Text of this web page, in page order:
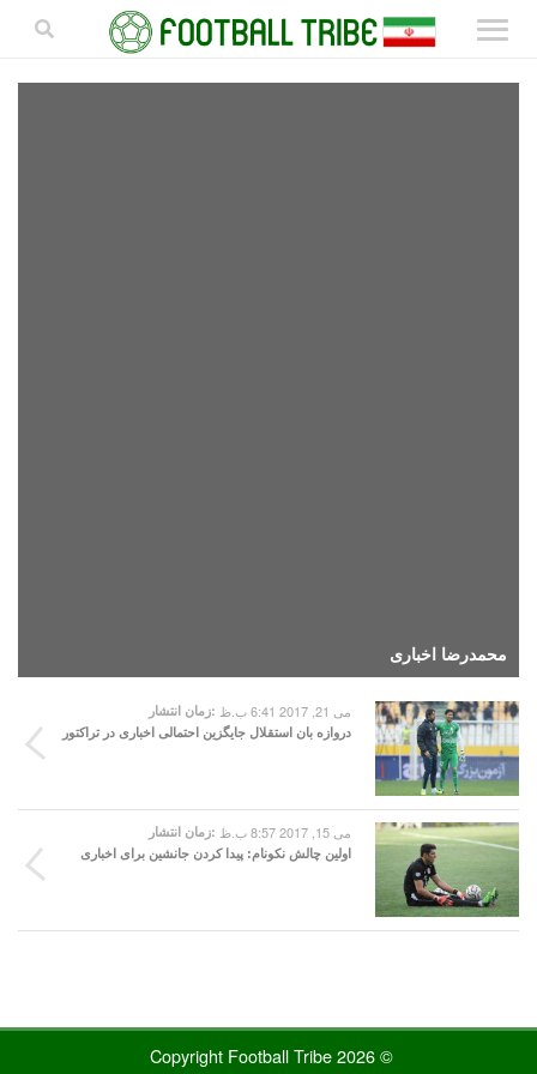
محمدرضا اخباری
زمان انتشار: می 21, 2017 6:41 ب.ظ
دروازه بان استقلال جایگزین احتمالی اخباری در تراکتور
زمان انتشار: می 15, 2017 8:57 ب.ظ
اولین چالش نکونام: پیدا کردن جانشین برای اخباری
© 2026 Copyright Football Tribe